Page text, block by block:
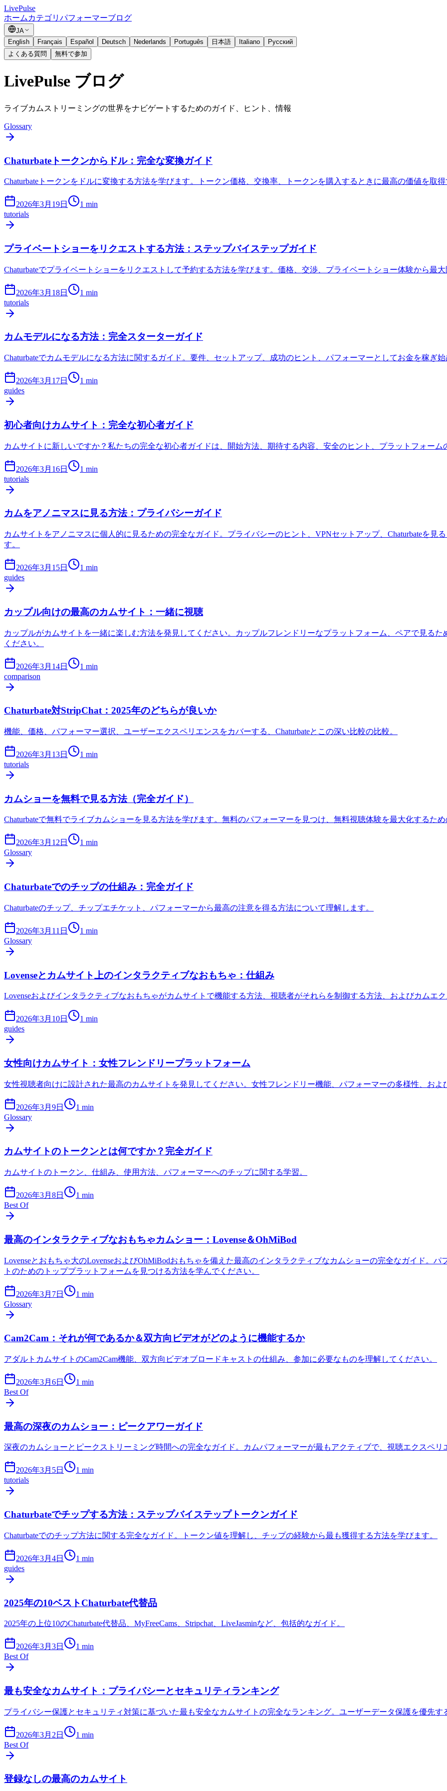
LivePulse
ホーム カテゴリ パフォーマーブログ
JA
English
Français Español Deutsch Nederlands Português 日本語 Italiano
Русский
よくある質問
無料で参加
LivePulse ブログ
ライブカムストリーミングの世界をナビゲートするためのガイド、ヒント、情報
Glossary
Chaturbateトークンからドル：完全な変換ガイド
Chaturbateトークンをドルに変換する方法を学びます。トークン価格、交換率、トークンを購入するときに最高の価値を取得
2026年3月19日 1 min
tutorials
プライベートショーをリクエストする方法：ステップバイステップガイド
Chaturbateでプライベートショーをリクエストして予約する方法を学びます。価格、交渉、プライベートショー体験から最大
2026年3月18日 1 min
tutorials
カムモデルになる方法：完全スターターガイド
Chaturbateでカムモデルになる方法に関するガイド。要件、セットアップ、成功のヒント、パフォーマーとしてお金を稼ぎ始
2026年3月17日 1 min
guides
初心者向けカムサイト：完全な初心者ガイド
カムサイトに新しいですか？私たちの完全な初心者ガイドは、開始方法、期待する内容、安全のヒント、プラットフォーム
2026年3月16日 1 min
tutorials
カムをアノニマスに見る方法：プライバシーガイド
カムサイトをアノニマスに個人的に見るための完全なガイド。プライバシーのヒント、VPNセットアップ、Chaturbateを見
す。
2026年3月15日 1 min
guides
カップル向けの最高のカムサイト：一緒に視聴
カップルがカムサイトを一緒に楽しむ方法を発見してください。カップルフレンドリーなプラットフォーム、ペアで見る
ください。
2026年3月14日 1 min
comparison
Chaturbate対StripChat：2025年のどちらが良いか
機能、価格、パフォーマー選択、ユーザーエクスペリエンスをカバーする、Chaturbateとこの深い比較の比較。
2026年3月13日 1 min
tutorials
カムショーを無料で見る方法（完全ガイド）
Chaturbateで無料でライブカムショーを見る方法を学びます。無料のパフォーマーを見つけ、無料視聴体験を最大化するため
2026年3月12日 1 min
Glossary
Chaturbateでのチップの仕組み：完全ガイド
Chaturbateのチップ、チップエチケット、パフォーマーから最高の注意を得る方法について理解します。
2026年3月11日 1 min
Glossary
Lovenseとカムサイト上のインタラクティブなおもちゃ：仕組み
Lovenseおよびインタラクティブなおもちゃがカムサイトで機能する方法、視聴者がそれらを制御する方法、およびカムエ
2026年3月10日 1 min
guides
女性向けカムサイト：女性フレンドリープラットフォーム
女性視聴者向けに設計された最高のカムサイトを発見してください。女性フレンドリー機能、パフォーマーの多様性、およ
2026年3月9日 1 min
Glossary
カムサイトのトークンとは何ですか？完全ガイド
カムサイトのトークン、仕組み、使用方法、パフォーマーへのチップに関する学習。
2026年3月8日 1 min
Best Of
最高のインタラクティブなおもちゃカムショー：Lovense＆OhMiBod
Lovenseとおもちゃ大のLovenseおよびOhMiBodおもちゃを備えた最高のインタラクティブなカムショーの完全なガイド。
トのためのトッププラットフォームを見つける方法を学んでください。
2026年3月7日 1 min
Glossary
Cam2Cam：それが何であるか＆双方向ビデオがどのように機能するか
アダルトカムサイトのCam2Cam機能、双方向ビデオブロードキャストの仕組み、参加に必要なものを理解してください。
2026年3月6日 1 min
Best Of
最高の深夜のカムショー：ピークアワーガイド
深夜のカムショーとピークストリーミング時間への完全なガイド。カムパフォーマーが最もアクティブで、視聴エクスペリ
2026年3月5日 1 min
tutorials
Chaturbateでチップする方法：ステップバイステップトークンガイド
Chaturbateでのチップ方法に関する完全なガイド。トークン値を理解し、チップの経験から最も獲得する方法を学びます。
2026年3月4日 1 min
guides
2025年の10ベストChaturbate代替品
2025年の上位10のChaturbate代替品、MyFreeCams、Stripchat、LiveJasminなど、包括的なガイド。
2026年3月3日 1 min
Best Of
最も安全なカムサイト：プライバシーとセキュリティランキング
プライバシー保護とセキュリティ対策に基づいた最も安全なカムサイトの完全なランキング。ユーザーデータ保護を優先す
2026年3月2日 1 min
Best Of
登録なしの最高のカムサイト